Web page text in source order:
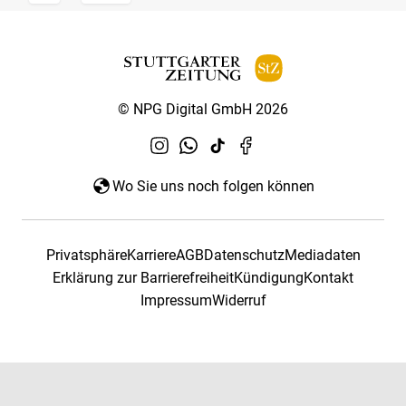
© NPG Digital GmbH 2026
Wo Sie uns noch folgen können
PrivatsphäreKarriereAGBDatenschutzMediadaten
Erklärung zur BarrierefreiheitKündigungKontakt
ImpressumWiderruf